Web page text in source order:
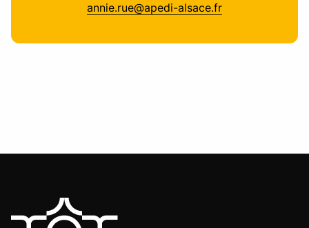
annie.rue@apedi-alsace.fr